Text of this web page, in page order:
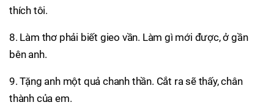
thích tôi.
8. Làm thơ phải biết gieo vần. Làm gì mới được, ở gần
bên anh.
9. Tặng anh một quả chanh thần. Cắt ra sẽ thấy, chân
thành của em.